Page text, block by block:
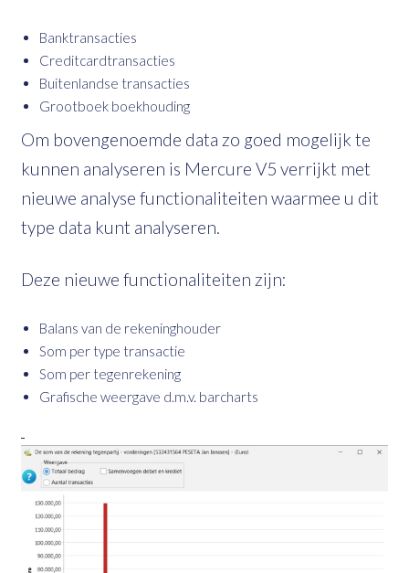
Banktransacties
Creditcardtransacties
Buitenlandse transacties
Grootboek boekhouding
Om bovengenoemde data zo goed mogelijk te
kunnen analyseren is Mercure V5 verrijkt met
nieuwe analyse functionaliteiten waarmee u dit
type data kunt analyseren.
Deze nieuwe functionaliteiten zijn:
Balans van de rekeninghouder
Som per type transactie
Som per tegenrekening
Grafische weergave d.m.v. barcharts